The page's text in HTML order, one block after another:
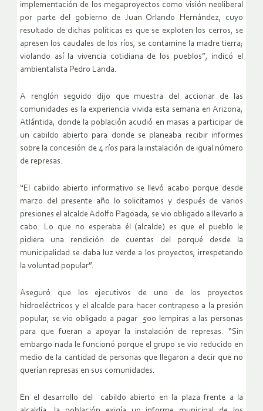
implementación de los megaproyectos como visión neoliberal
por parte del gobierno de Juan Orlando Hernández, cuyo
resultado de dichas políticas es que se exploten los cerros, se
apresen los caudales de los ríos, se contamine la madre tierra;
violando así la vivencia cotidiana de los pueblos”, indicó el
ambientalista Pedro Landa.
A renglón seguido dijo que muestra del accionar de las
comunidades es la experiencia vivida esta semana en Arizona,
Atlántida, donde la población acudió en masas a participar de
un cabildo abierto para donde se planeaba recibir informes
sobre la concesión de 4 ríos para la instalación de igual número
de represas.
“El cabildo abierto informativo se llevó acabo porque desde
marzo del presente año lo solicitamos y después de varios
presiones el alcalde Adolfo Pagoada, se vio obligado a llevarlo a
cabo. Lo que no esperaba él (alcalde) es que el pueblo le
pidiera una rendición de cuentas del porqué desde la
municipalidad se daba luz verde a los proyectos, irrespetando
la voluntad popular”.
Aseguró que los ejecutivos de uno de los proyectos
hidroeléctricos y el alcalde para hacer contrapeso a la presión
popular, se vio obligado a pagar 500 lempiras a las personas
para que fueran a apoyar la instalación de represas. “Sin
embargo nada le funcionó porque el grupo se vio reducido en
medio de la cantidad de personas que llegaron a decir que no
querían represas en sus comunidades.
En el desarrollo del cabildo abierto en la plaza frente a la